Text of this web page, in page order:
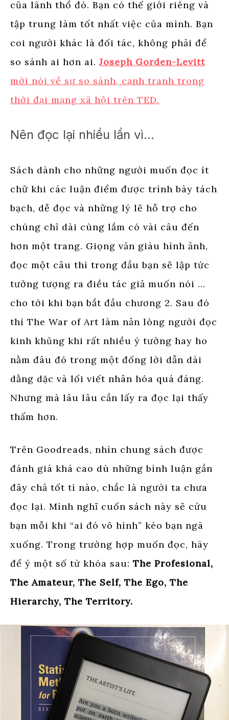
của lãnh thổ đó. Bạn có thế giới riêng và
tập trung làm tốt nhất việc của mình. Bạn
coi người khác là đối tác, không phải để
so sánh ai hơn ai. Joseph Gorden-Levitt
mới nói về sự so sánh, cạnh tranh trong
thời đại mạng xã hội trên TED.
Nên đọc lại nhiều lần vì…
Sách dành cho những người muốn đọc ít
chữ khi các luận điểm được trình bày tách
bạch, dễ đọc và những lý lẽ hỗ trợ cho
chúng chỉ dài cùng lắm có vài câu đến
hơn một trang. Giọng văn giàu hình ảnh,
đọc một câu thì trong đầu bạn sẽ lập tức
tưởng tượng ra điều tác giả muốn nói …
cho tới khi bạn bắt đầu chương 2. Sau đó
thì The War of Art làm nản lòng người đọc
kinh khủng khi rất nhiều ý tưởng hay ho
nằm đâu đó trong một đống lời dẫn dài
dằng dặc và lối viết nhân hóa quá đáng.
Nhưng mà lâu lâu cần lấy ra đọc lại thấy
thấm hơn.
Trên Goodreads, nhìn chung sách được
đánh giá khá cao dù những bình luận gần
đây chả tốt tí nào, chắc là người ta chưa
đọc lại. Mình nghĩ cuốn sách này sẽ cứu
bạn mỗi khi “ai đó vô hình” kéo bạn ngã
xuống. Trong trường hợp muốn đọc, hãy
để ý một số từ khóa sau: The Profesional,
The Amateur, The Self, The Ego, The
Hierarchy, The Territory.